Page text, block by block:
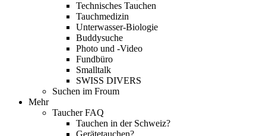
Technisches Tauchen
Tauchmedizin
Unterwasser-Biologie
Buddysuche
Photo und -Video
Fundbüro
Smalltalk
SWISS DIVERS
Suchen im Froum
Mehr
Taucher FAQ
Tauchen in der Schweiz?
Gerätetauchen?